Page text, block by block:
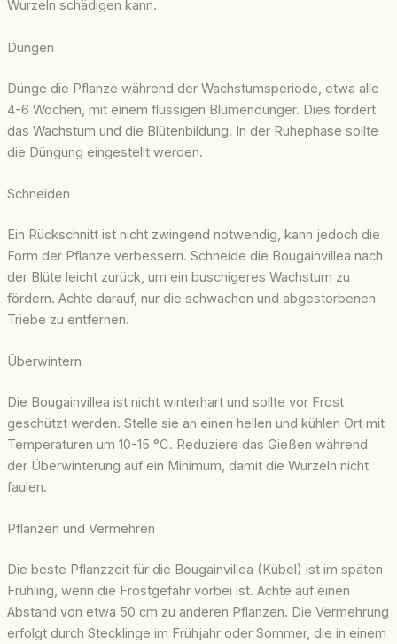
Wurzeln schädigen kann.
Düngen
Dünge die Pflanze während der Wachstumsperiode, etwa alle
4-6 Wochen, mit einem flüssigen Blumendünger. Dies fördert
das Wachstum und die Blütenbildung. In der Ruhephase sollte
die Düngung eingestellt werden.
Schneiden
Ein Rückschnitt ist nicht zwingend notwendig, kann jedoch die
Form der Pflanze verbessern. Schneide die Bougainvillea nach
der Blüte leicht zurück, um ein buschigeres Wachstum zu
fördern. Achte darauf, nur die schwachen und abgestorbenen
Triebe zu entfernen.
Überwintern
Die Bougainvillea ist nicht winterhart und sollte vor Frost
geschützt werden. Stelle sie an einen hellen und kühlen Ort mit
Temperaturen um 10-15 °C. Reduziere das Gießen während
der Überwinterung auf ein Minimum, damit die Wurzeln nicht
faulen.
Pflanzen und Vermehren
Die beste Pflanzzeit für die Bougainvillea (Kübel) ist im späten
Frühling, wenn die Frostgefahr vorbei ist. Achte auf einen
Abstand von etwa 50 cm zu anderen Pflanzen. Die Vermehrung
erfolgt durch Stecklinge im Frühjahr oder Sommer, die in einem